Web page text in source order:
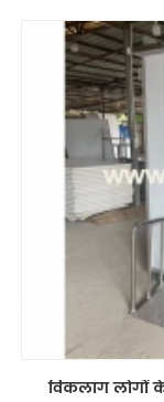
विकलांग लोगों